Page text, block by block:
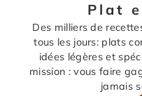
Plat
Des milliers de
tous les jours: plats
idées légères et
mission : vous faire
jamais